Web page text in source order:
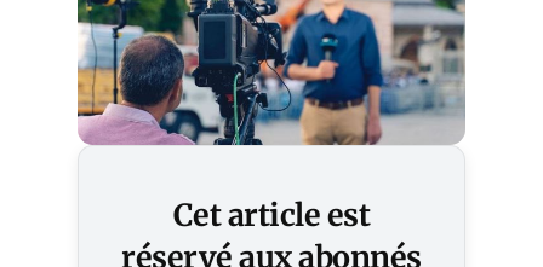
Cet article est
réservé aux abonnés